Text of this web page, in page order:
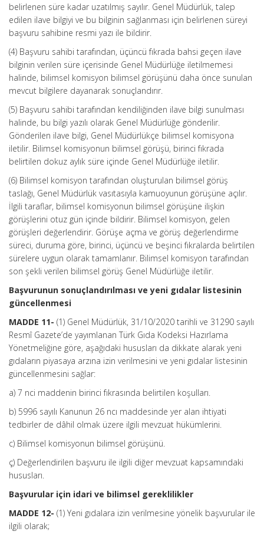
belirlenen süre kadar uzatılmış sayılır. Genel Müdürlük, talep
edilen ilave bilgiyi ve bu bilginin sağlanması için belirlenen süreyi
başvuru sahibine resmi yazı ile bildirir.
(4) Başvuru sahibi tarafından, üçüncü fıkrada bahsi geçen ilave
bilginin verilen süre içerisinde Genel Müdürlüğe iletilmemesi
halinde, bilimsel komisyon bilimsel görüşünü daha önce sunulan
mevcut bilgilere dayanarak sonuçlandırır.
(5) Başvuru sahibi tarafından kendiliğinden ilave bilgi sunulması
halinde, bu bilgi yazılı olarak Genel Müdürlüğe gönderilir.
Gönderilen ilave bilgi, Genel Müdürlükçe bilimsel komisyona
iletilir. Bilimsel komisyonun bilimsel görüşü, birinci fıkrada
belirtilen dokuz aylık süre içinde Genel Müdürlüğe iletilir.
(6) Bilimsel komisyon tarafından oluşturulan bilimsel görüş
taslağı, Genel Müdürlük vasıtasıyla kamuoyunun görüşüne açılır.
İlgili taraflar, bilimsel komisyonun bilimsel görüşüne ilişkin
görüşlerini otuz gün içinde bildirir. Bilimsel komisyon, gelen
görüşleri değerlendirir. Görüşe açma ve görüş değerlendirme
süreci, duruma göre, birinci, üçüncü ve beşinci fıkralarda belirtilen
sürelere uygun olarak tamamlanır. Bilimsel komisyon tarafından
son şekli verilen bilimsel görüş Genel Müdürlüğe iletilir.
Başvurunun sonuçlandırılması ve yeni gıdalar listesinin
güncellenmesi
MADDE 11- (1) Genel Müdürlük, 31/10/2020 tarihli ve 31290 sayılı
Resmî Gazete’de yayımlanan Türk Gıda Kodeksi Hazırlama
Yönetmeliğine göre, aşağıdaki hususları da dikkate alarak yeni
gıdaların piyasaya arzına izin verilmesini ve yeni gıdalar listesinin
güncellenmesini sağlar:
a) 7 nci maddenin birinci fıkrasında belirtilen koşulları.
b) 5996 sayılı Kanunun 26 ncı maddesinde yer alan ihtiyati
tedbirler de dâhil olmak üzere ilgili mevzuat hükümlerini.
c) Bilimsel komisyonun bilimsel görüşünü.
ç) Değerlendirilen başvuru ile ilgili diğer mevzuat kapsamındaki
hususları.
Başvurular için idari ve bilimsel gereklilikler
MADDE 12- (1) Yeni gıdalara izin verilmesine yönelik başvurular ile
ilgili olarak;